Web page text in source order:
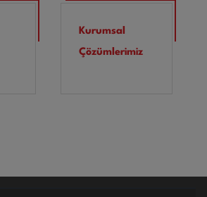
Kurumsal
Çözümlerimiz